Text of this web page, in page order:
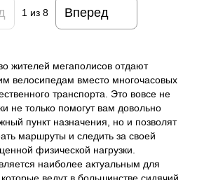
1 из 8 Вперед
жителей мегаполисов отдают
велосипедам вместо многочасовых
транспорта. Это вовсе не
не только помогут вам довольно
пункт назначения, но и позволят
маршруты и следить за своей
физической нагрузки.
наиболее актуальным для